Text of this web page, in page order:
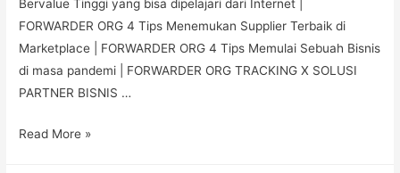
Bervalue Tinggi yang bisa dipelajari dari Internet |
FORWARDER ORG 4 Tips Menemukan Supplier Terbaik di
Marketplace | FORWARDER ORG 4 Tips Memulai Sebuah Bisnis
di masa pandemi | FORWARDER ORG TRACKING X SOLUSI
PARTNER BISNIS …
Read More »